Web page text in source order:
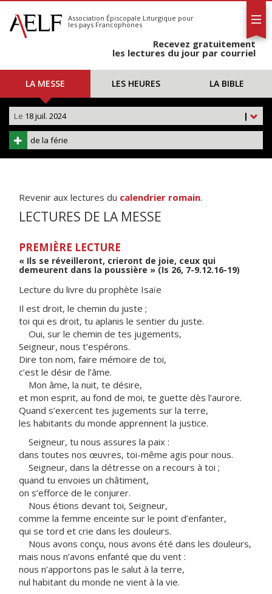
S'abonner
Calendrier
Association Épiscopale Liturgique pour
les pays Francophones
Recevez gratuitement
les lectures du jour par courriel
LA MESSE LES HEURES LA BIBLE
|
Le 18 juil. 2024
de la férie
Revenir aux lectures du calendrier romain.
LECTURES DE LA MESSE
PREMIÈRE LECTURE
« Ils se réveilleront, crieront de joie, ceux qui
demeurent dans la poussière » (Is 26, 7-9.12.16-19)
Lecture du livre du prophète Isaïe
Il est droit, le chemin du juste ;
toi qui es droit, tu aplanis le sentier du juste.
Oui, sur le chemin de tes jugements,
Seigneur, nous t’espérons.
Dire ton nom, faire mémoire de toi,
c’est le désir de l’âme.
Mon âme, la nuit, te désire,
et mon esprit, au fond de moi, te guette dès l’aurore.
Quand s’exercent tes jugements sur la terre,
les habitants du monde apprennent la justice.
Seigneur, tu nous assures la paix :
dans toutes nos œuvres, toi-même agis pour nous.
Seigneur, dans la détresse on a recours à toi ;
quand tu envoies un châtiment,
on s’efforce de le conjurer.
Nous étions devant toi, Seigneur,
comme la femme enceinte sur le point d’enfanter,
qui se tord et crie dans les douleurs.
Nous avons conçu, nous avons été dans les douleurs,
mais nous n’avons enfanté que du vent :
nous n’apportons pas le salut à la terre,
nul habitant du monde ne vient à la vie.